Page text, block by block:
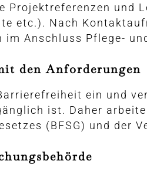
Projektreferenzen und
etc.). Nach
im Anschluss Pflege-
den Anforderungen
ein und
ist. Daher
(BFSG) und der